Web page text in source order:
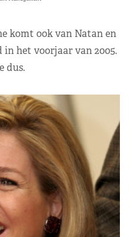
komt ook van Natan en
het voorjaar van 2005.
dus.